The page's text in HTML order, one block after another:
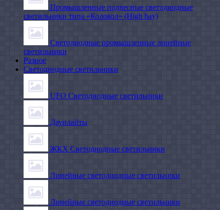
Промышленные подвесные cветодиодные
светильники типа «Колокол» (High bay)
Светодиодные промышленные линейные
светильники
Разное
Светодиодные светильники
UFO Светодиодные светильники
Даунлайты
ЖКХ Светодиодные светильники
Линейные светодиодные светильники
Линейные светодиодные светильники